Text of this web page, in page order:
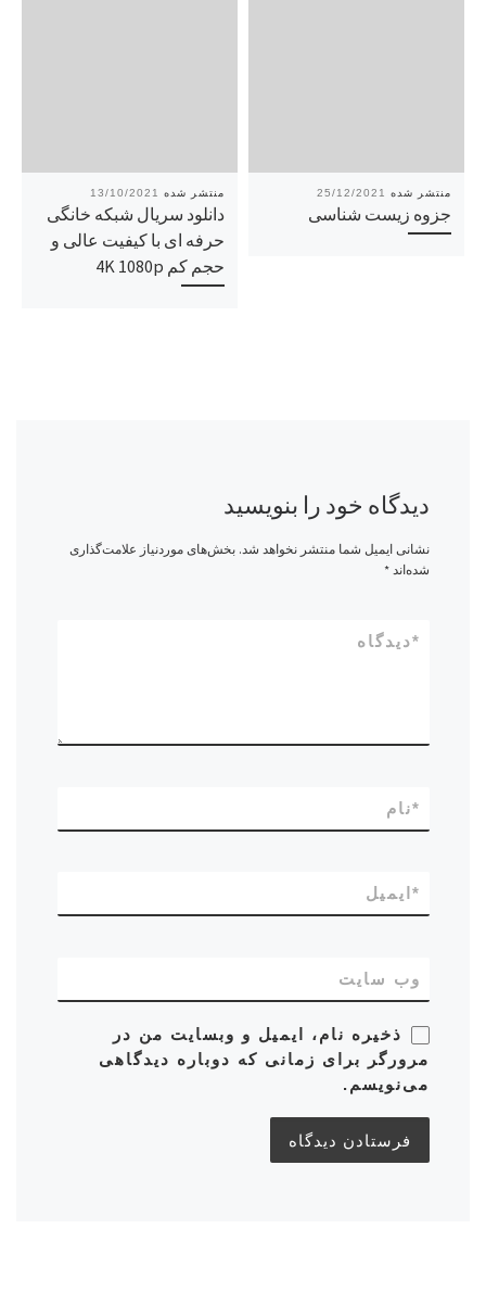
13/10/2021
دانلود سریال شبکه خانگی
حرفه ای با کیفیت عالی و
حجم کم 4K 1080p
25/12/2021
جزوه زیست شناسی
دیدگاه خود را بنویسید
نشانی ایمیل شما منتشر نخواهد شد. بخش‌های موردنیاز علامت‌گذاری
شده‌اند*
دیدگاه*
نام*
ایمیل *
وب‌ سایت
ذخیره نام، ایمیل و وبسایت من در
مرورگر برای زمانی که دوباره دیدگاهی
می‌نویسم.